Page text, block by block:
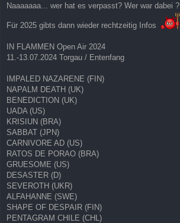
i
r
g
Naaaaaaa... wer hat es verpasst? Wer war dabei ?
Für 2025 gibts dann wieder rechtzeitig Infos
IN FLAMMEN Open Air 2024
11.-13.07.2024 Torgau / Entenfang
IMPALED NAZARENE (FIN)
NAPALM DEATH (UK)
BENEDICTION (UK)
UADA (US)
KRISIUN (BRA)
SABBAT (JPN)
CARNIVORE AD (US)
RATOS DE PORAO (BRA)
GRUESOME (US)
DESASTER (D)
SEVEROTH (UKR)
ALFAHANNE (SWE)
SHAPE OF DESPAIR (FIN)
PENTAGRAM CHILE (CHL)